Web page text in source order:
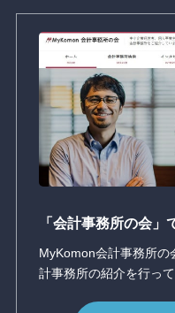
「会計事務所の会
MyKomon会計事務所の
計事務所の紹介を行っ